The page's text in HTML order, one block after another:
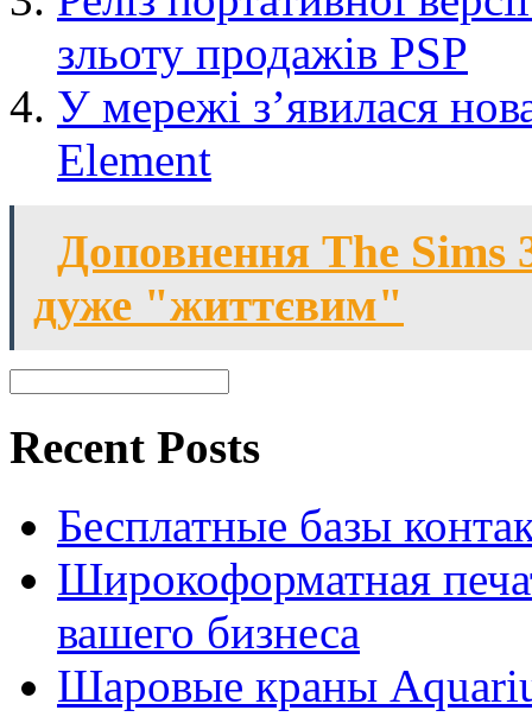
зльоту продажів PSP
У мережі з’явилася
Element
Доповнення The Sims
дуже "життєвим"
Recent Posts
Бесплатные базы
Широкоформатная
вашего бизнеса
Шаровые краны